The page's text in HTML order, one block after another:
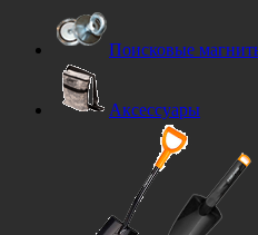
Поисковые
Аксессуары